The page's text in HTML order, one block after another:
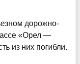
дорожно-
«Орел —
из них погибли.